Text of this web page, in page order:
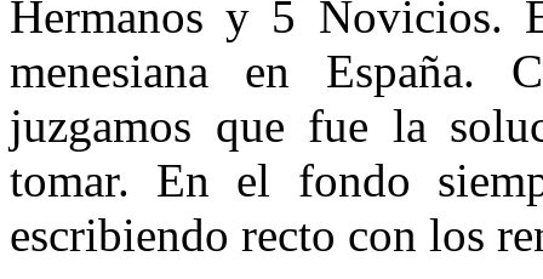
Hermanos y 5 Novicios.
menesiana en España.
juzgamos que fue la
tomar. En el fondo
escribiendo recto con los